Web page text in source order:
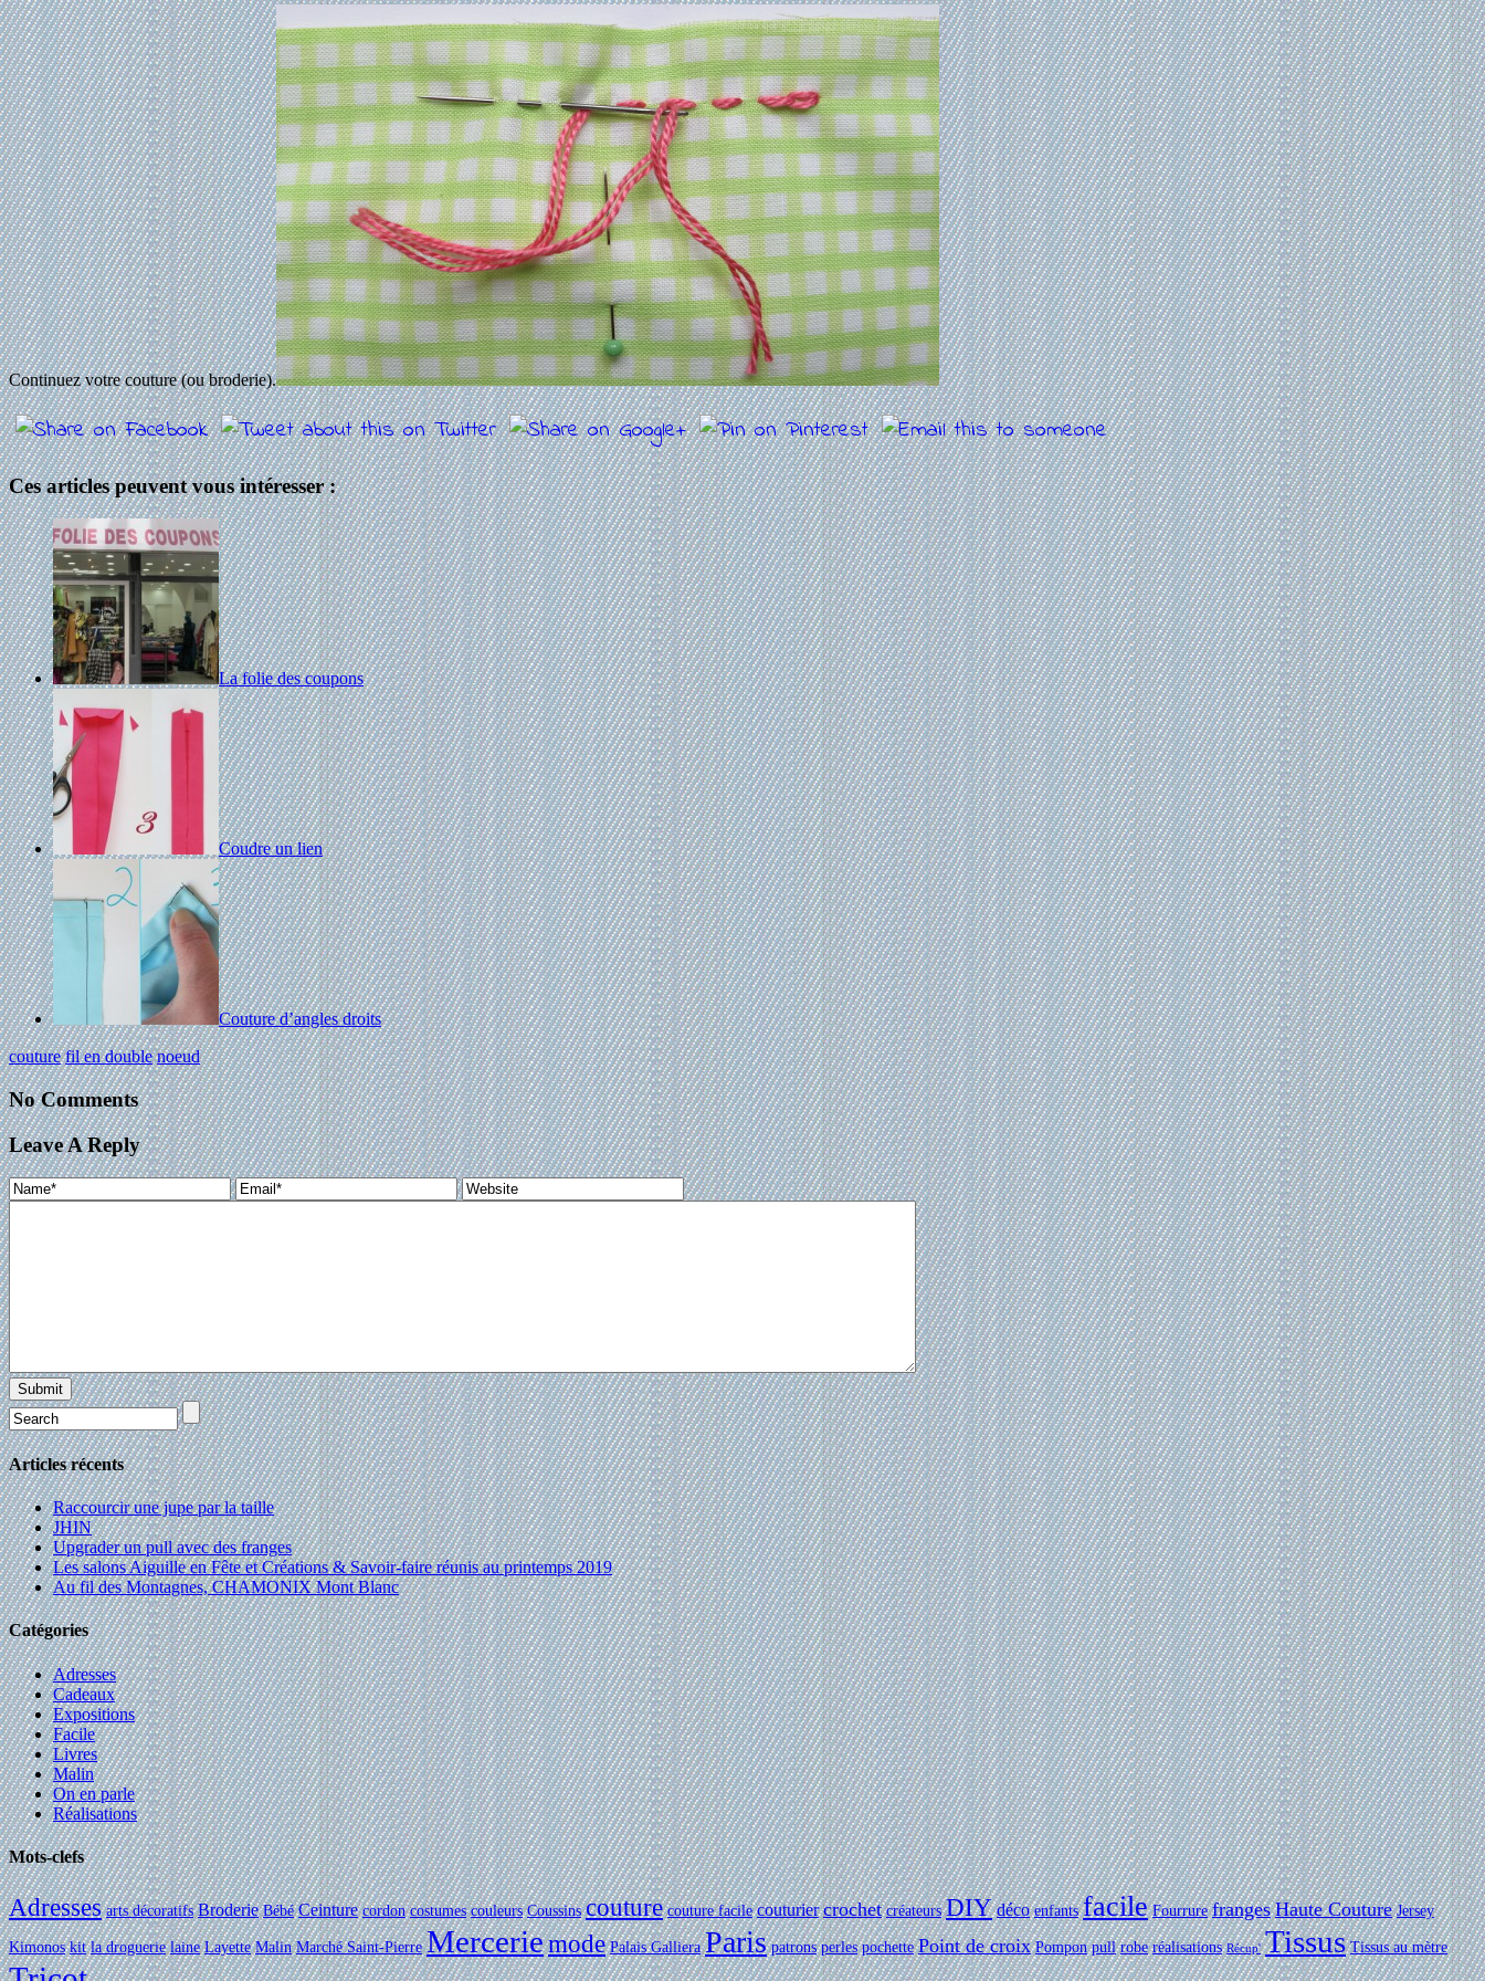
Continuez votre couture (ou broderie).
Ces articles peuvent vous intéresser :
La folie des coupons
Coudre un lien
Couture d’angles droits
couture fil en double noeud
No Comments
Leave A Reply
Articles récents
Raccourcir une jupe par la taille
JHIN
Upgrader un pull avec des franges
Les salons Aiguille en Fête et Créations & Savoir-faire réunis au printemps 2019
Au fil des Montagnes, CHAMONIX Mont Blanc
Catégories
Adresses
Cadeaux
Expositions
Facile
Livres
Malin
On en parle
Réalisations
Mots-clefs
Adresses arts décoratifs Broderie Bébé Ceinture cordon costumes couleurs Coussins couture couture facile couturier crochet créateurs DIY déco enfants facile Fourrure franges Haute Couture Jersey
Kimonos kit la droguerie laine Layette Malin Marché Saint-Pierre Merceriemode Palais Galliera Paris patrons perles pochette Point de croix Pompon pull robe réalisations Récup' Tissus Tissus au mètre